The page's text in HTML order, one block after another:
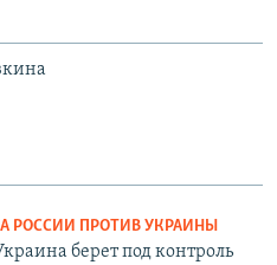
РОССИИ ПРОТИВ УКРАИНЫ
берет под контроль